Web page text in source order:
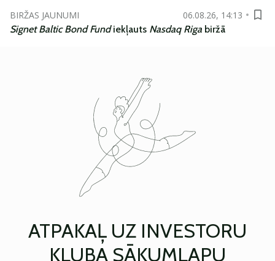
BIRŽAS JAUNUMI
06.08.26, 14:13
Signet Baltic Bond Fundiekļauts Nasdaq Riga biržā
ATPAKAĻ UZ INVESTORU
KLUBA SĀKUMLAPU